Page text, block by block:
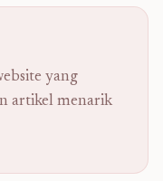
yang
artikel menarik